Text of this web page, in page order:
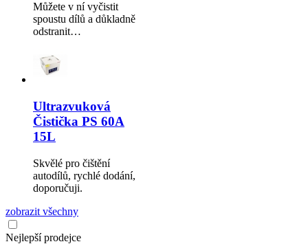
Můžete v ní vyčistit
spoustu dílů a důkladně
odstranit…
Ultrazvuková
Čistička PS 60A
15L
Skvělé pro čištění
autodílů, rychlé dodání,
doporučuji.
zobrazit všechny
Nejlepší prodejce